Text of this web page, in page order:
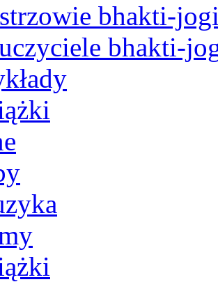
bhakti-
bhakti-